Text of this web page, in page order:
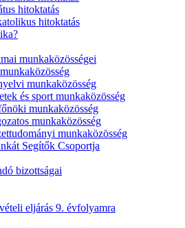
hitoktatás
hitoktatás
munkaközösségei
munkaközösség
és sport munkaközösség
munkaközösség
munkaközösség
munkaközösség
Segítők Csoportja
bizottságai
eljárás 9. évfolyamra